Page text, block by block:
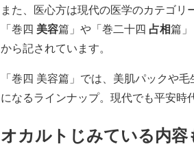
また、医心方は現代の医学のカテゴリ
「巻四 美容篇」や「巻二十四 占相篇
から記されています。
「巻四 美容篇」では、美肌パックや
になるラインナップ。現代でも平安時
オカルトじみている内容